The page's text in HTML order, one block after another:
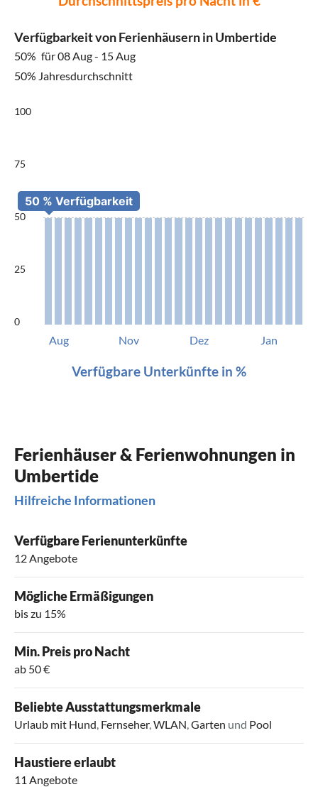
Verfügbarkeit von Ferienhäusern in Umbertide
50% für 08 Aug - 15 Aug
50% Jahresdurchschnitt
100
75
50
25
0
Aug Nov Dez Jan
Verfügbare Unterkünfte in %
Ferienhäuser & Ferienwohnungen in
Umbertide
Hilfreiche Informationen
Verfügbare Ferienunterkünfte
12 Angebote
Mögliche Ermäßigungen
bis zu 15%
Min. Preis pro Nacht
ab 50 €
Beliebte Ausstattungsmerkmale
Urlaub mit Hund Fernseher, WLAN Garten und Pool
Haustiere erlaubt
11 Angebote